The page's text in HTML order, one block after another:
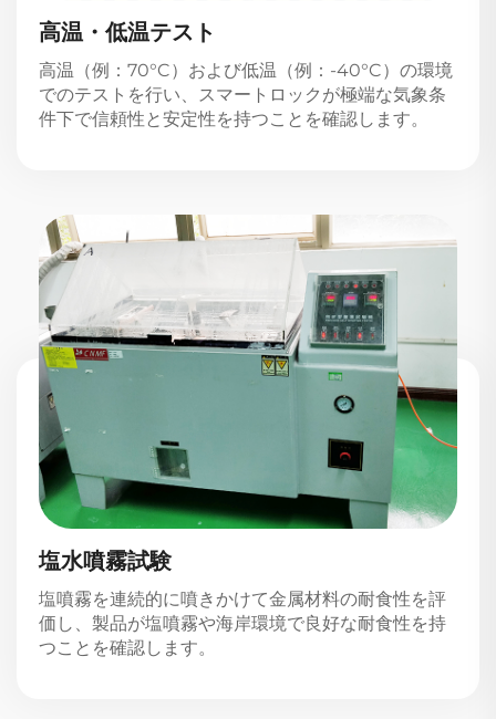
高温・低温テスト
高温（例：70°C）および低温（例：-40°C）の環境
でのテストを行い、スマートロックが極端な気象条
件下で信頼性と安定性を持つことを確認します。
塩水噴霧試験
塩噴霧を連続的に噴きかけて金属材料の耐食性を評
価し、製品が塩噴霧や海岸環境で良好な耐食性を持
つことを確認します。